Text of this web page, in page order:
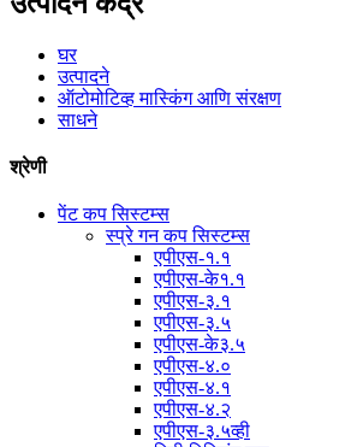
घर
उत्पादने
ऑटोमोटिव्ह मास्किंग आणि संरक्षण
साधने
श्रेणी
पेंट कप सिस्टम्स
स्प्रे गन कप सिस्टम्स
एपीएस-१.१
एपीएस-के१.१
एपीएस-३.१
एपीएस-३.५
एपीएस-के३.५
एपीएस-४.०
एपीएस-४.१
एपीएस-४.२
एपीएस-३.५व्ही